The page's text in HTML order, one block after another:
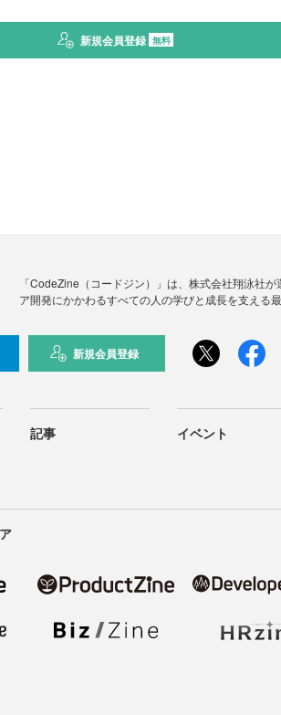
新規会員登録 無料
「CodeZine（コードジン）」は、株式会社翔泳社
ア開発にかかわるすべての人の学びと成長を支える
新規会員登録
記事 イベント